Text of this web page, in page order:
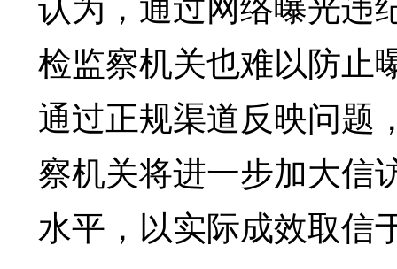
检监察机关也难以防止
通过正规渠道反映问题
察机关将进一步加大信
水平，以实际成效取信